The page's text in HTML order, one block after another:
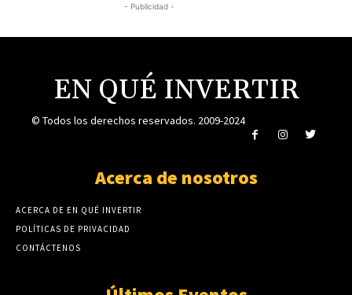
- Publicidad -
EN QUÉ INVERTIR
© Todos los derechos reservados. 2009-2024
Acerca de nosotros
ACERCA DE EN QUÉ INVERTIR
POLÍTICAS DE PRIVACIDAD
CONTÁCTENOS